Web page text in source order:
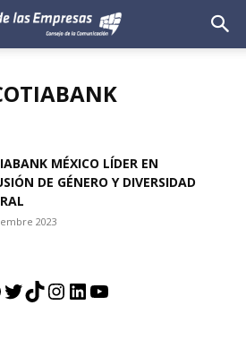
MÉXICO LÍDER EN
DE GÉNERO Y DIVERSIDAD
2023
Twitter
TikTok
Instagram
LinkedIn
YouTube